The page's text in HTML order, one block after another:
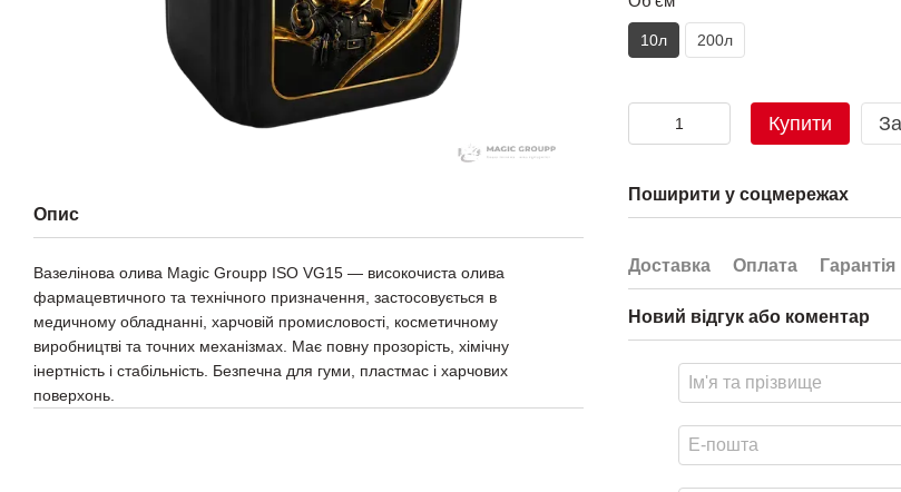
Опис
Вазелінова олива Magic Groupp ISO VG15 — високочиста олива
фармацевтичного та технічного призначення, застосовується в
медичному обладнанні, харчовій промисловості, косметичному
виробництві та точних механізмах. Має повну прозорість, хімічну
інертність і стабільність. Безпечна для гуми, пластмас і харчових
поверхонь.
10л 200л
Купити
Поширити у соцмережах
Доставка Оплата Гарантія
Новий відгук або коментар